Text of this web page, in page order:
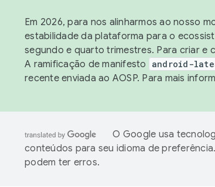
Em 2026, para nos alinharmos ao nosso
estabilidade da plataforma para o
segundo e quarto trimestres. Para criar e
A ramificação de manifesto
android-
recente enviada ao AOSP. Para mais
O Google usa
conteúdos para seu idioma de
podem ter erros.